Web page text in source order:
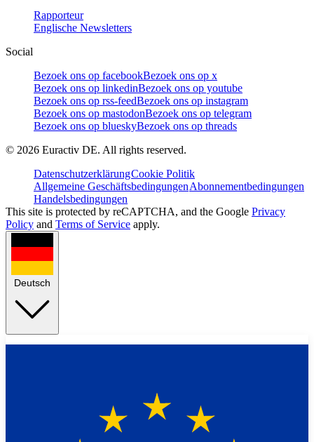
Rapporteur
Englische Newsletters
Social
Bezoek ons op facebookBezoek ons op x
Bezoek ons op linkedinBezoek ons op youtube
Bezoek ons op rss-feedBezoek ons op instagram
Bezoek ons op mastodonBezoek ons op telegram
Bezoek ons op blueskyBezoek ons op threads
© 2026 Euractiv DE. All rights reserved.
DatenschutzerklärungCookie Politik
Allgemeine GeschäftsbedingungenAbonnementbedingungen
Handelsbedingungen
This site is protected by reCAPTCHA, and the Google Privacy
Policy and Terms of Service apply.
Deutsch